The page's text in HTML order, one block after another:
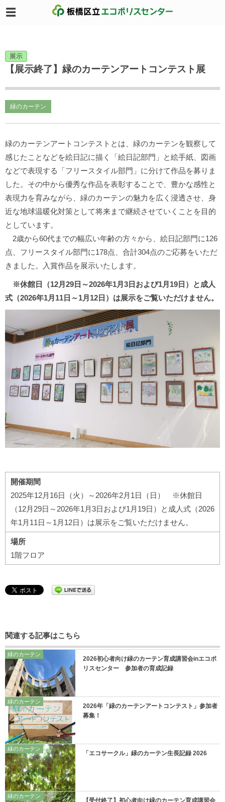
展示
【展示終了】緑のカーテンアートコンテスト展
緑のカーテン
緑のカーテンアートコンテストとは、緑のカーテンを観察して
感じたことなどを絵日記に描く「絵日記部門」と絵手紙、図画
などで表現する「フリースタイル部門」に分けて作品を募りま
した。その中から優秀な作品を表彰することで、豊かな感性と
表現力を育みながら、緑のカーテンの魅力を広く浸透させ、身
近な地球温暖化対策として将来まで継続させていくことを目的
としています。
2歳から60代までの幅広い年齢の方々から、絵日記部門に126
点、フリースタイル部門に178点、合計304点のご応募をいただ
きました。入賞作品を展示いたします。
※休館日（12月29日～2026年1月3日および1月19日）と成人
式（2026年1月11日～1月12日）は展示をご覧いただけません。
開催期間
2025年12月16日（火）～2026年2月1日（日） ※休館日
（12月29日～2026年1月3日および1月19日）と成人式（2026
年1月11日～1月12日）は展示をご覧いただけません。
場所
1階フロア
関連する記事はこちら
緑のカーテン
2026初心者向け緑のカーテン育成講習会inエコポ
リスセンター 参加者の育成記録
緑のカーテン
2026年「緑のカーテンアートコンテスト」参加者
募集！
緑のカーテン
「エコサークル」緑のカーテン生長記録 2026
緑のカーテン
【受付終了】初心者向け緑のカーテン育成講習会